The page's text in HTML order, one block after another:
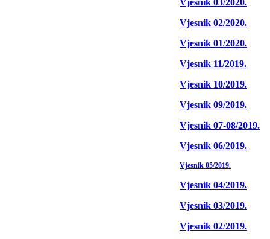
Vjesnik 03/2020.
Vjesnik 02/2020.
Vjesnik 01/2020.
Vjesnik 11/2019.
Vjesnik 10/2019.
Vjesnik 09/2019.
Vjesnik 07-08/2019.
Vjesnik 06/2019.
Vjesnik 05/2019.
Vjesnik 04/2019.
Vjesnik 03/2019.
Vjesnik 02/2019.